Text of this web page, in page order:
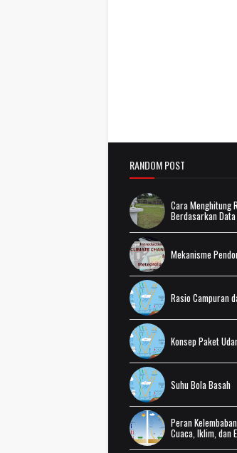
RANDOM POST
Cara Menghitung
Berdasarkan Data
Mekanisme
Rasio Campuran
Konsep Paket
Suhu Bola Basah
Peran
Cuaca, Iklim, dan